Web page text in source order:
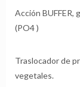
Acción BUFFER,
(PO4 )
Traslocador de
vegetales.